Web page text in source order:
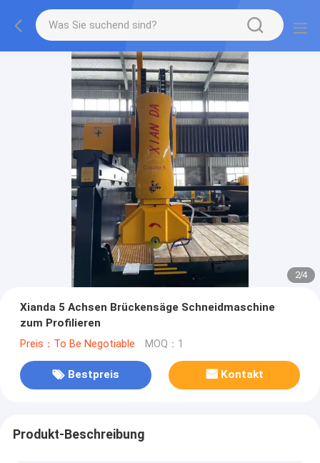
2/4
Xianda 5 Achsen Brückensäge Schneidmaschine
zum Profilieren
Preis：To Be Negotiable MOQ：1
Bestpreis Kontakt
Produkt-Beschreibung